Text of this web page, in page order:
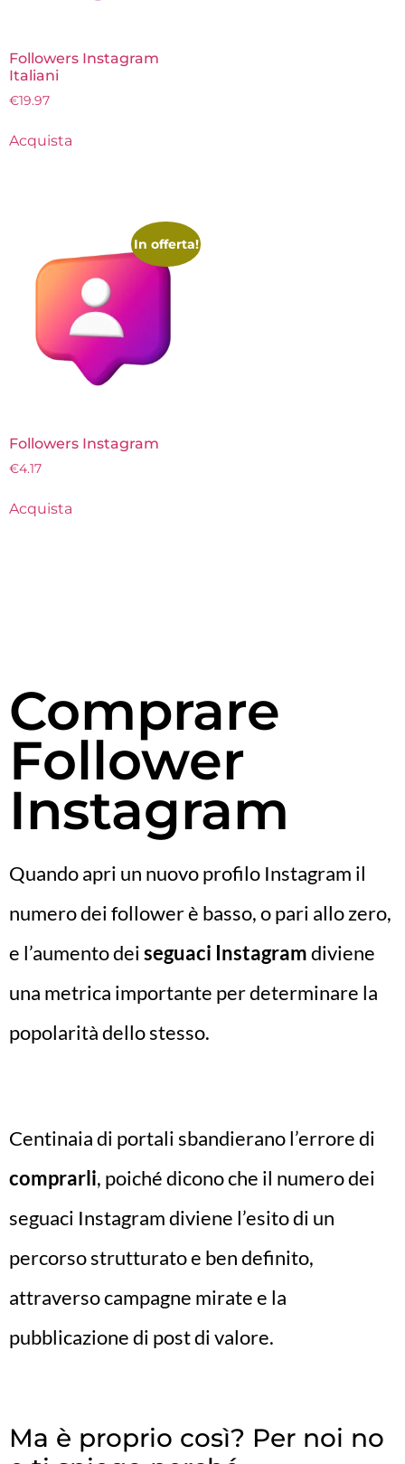
Followers Instagram
Italiani
€19.97
Acquista
In offerta!
Followers Instagram
€4.17
Acquista
Comprare
Follower
Instagram
Quando apri un nuovo profilo Instagram il
numero dei follower è basso, o pari allo zero,
e l’aumento deiseguaci Instagramdiviene
una metrica importante per determinare la
popolarità dello stesso.
Centinaia di portali sbandierano l’errore di
comprarli, poiché dicono che il numero dei
seguaci Instagram diviene l’esito di un
percorso strutturato e ben definito,
attraverso campagne mirate e la
pubblicazione di post di valore.
Ma è proprio così? Per noi no